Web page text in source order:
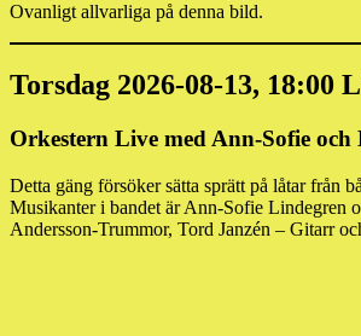
Ovanligt allvarliga på denna bild.
Torsdag 2026-08-13,
Orkestern Live med Ann-Sofie och
Detta gäng försöker sätta sprätt på låtar från
Musikanter i bandet är Ann-Sofie Lindegren
Andersson-Trummor, Tord Janzén – Gitarr